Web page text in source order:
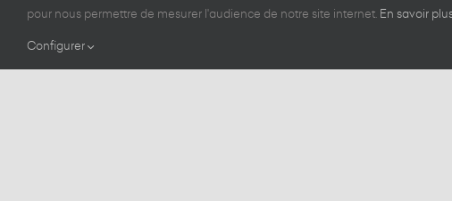
grande qualité et aux normes en
implantées à
pour nous permettre de mesurer l'audience de notre site internet. En savoir
Configurer